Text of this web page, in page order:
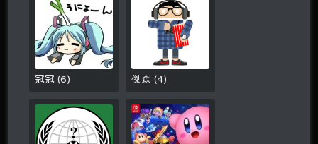
冠冠(6) 傑森(4)